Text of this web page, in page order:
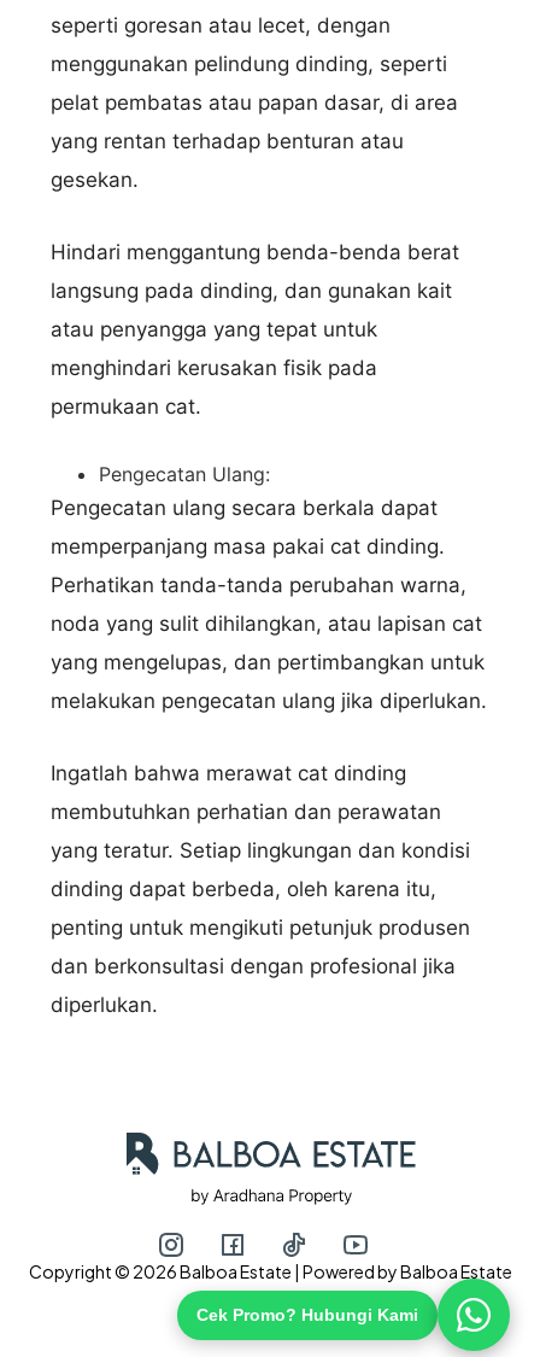
seperti goresan atau lecet, dengan
menggunakan pelindung dinding, seperti
pelat pembatas atau papan dasar, di area
yang rentan terhadap benturan atau
gesekan.
Hindari menggantung benda-benda berat
langsung pada dinding, dan gunakan kait
atau penyangga yang tepat untuk
menghindari kerusakan fisik pada
permukaan cat.
Pengecatan Ulang:
Pengecatan ulang secara berkala dapat
memperpanjang masa pakai cat dinding.
Perhatikan tanda-tanda perubahan warna,
noda yang sulit dihilangkan, atau lapisan cat
yang mengelupas, dan pertimbangkan untuk
melakukan pengecatan ulang jika diperlukan.
Ingatlah bahwa merawat cat dinding
membutuhkan perhatian dan perawatan
yang teratur. Setiap lingkungan dan kondisi
dinding dapat berbeda, oleh karena itu,
penting untuk mengikuti petunjuk produsen
dan berkonsultasi dengan profesional jika
diperlukan.
Copyright © 2026 Balboa Estate | Powered by Balboa Estate
Cek Promo? Hubungi Kami